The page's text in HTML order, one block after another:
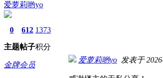
爱萝莉哟yo
0
主题
612
帖子
1373
积分
金牌会员
爱萝莉哟yo 发表于